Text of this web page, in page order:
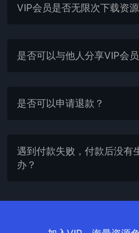
VIP会员是否无限次下载资源
是否可以与他人分享VIP会
是否可以申请退款？
遇到付款失败，付款后没有
办？